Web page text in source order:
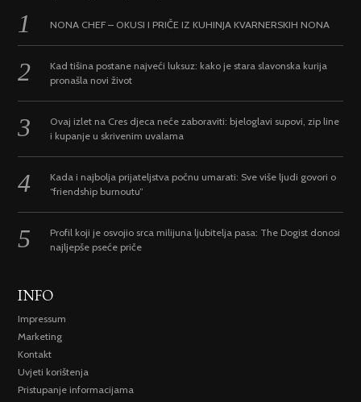
NONA CHEF – OKUSI I PRIČE IZ KUHINJA KVARNERSKIH NONA
Kad tišina postane najveći luksuz: kako je stara slavonska kurija
pronašla novi život
Ovaj izlet na Cres djeca neće zaboraviti: bjeloglavi supovi, zip line
i kupanje u skrivenim uvalama
Kada i najbolja prijateljstva počnu umarati: Sve više ljudi govori o
“friendship burnoutu”
Profil koji je osvojio srca milijuna ljubitelja pasa: The Dogist donosi
najljepše pseće priče
INFO
Impressum
Marketing
Kontakt
Uvjeti korištenja
Pristupanje informacijama